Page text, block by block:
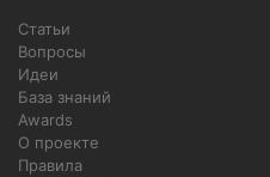
Статьи
Вопросы
Идеи
База знаний
Awards
О проекте
Правила